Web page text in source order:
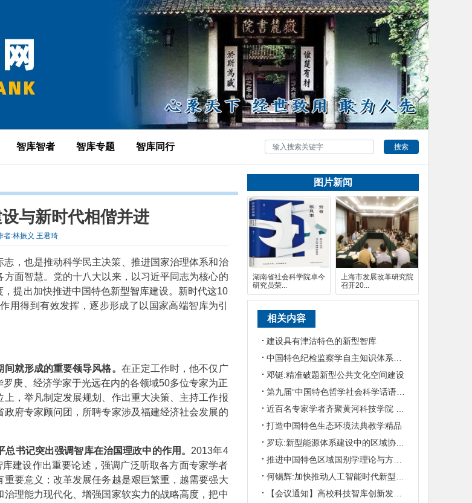
智库智者 智库专题 智库同行 搜索
与新时代相偕并进
者:林振义 王君琦
，也是推动科学民主决策、推进国家治理体系和治
面智慧。党的十八大以来，以习近平同志为核心的
提出加快推进中国特色新型智库建设。新时代这10
用得到有效发挥，逐步形成了以国家高端智库为引
就形成的重要领导风格。 在正定工作时，他不仅广
庚、经济学家于光远在内的各领域50多位专家为正
，举凡制定发展规划、作出重大决策、主持工作报
府专家顾问团，所聘专家涉及福建经济社会发展的
书记突出强调智库在治国理政中的作用。 2013年4
建设作出重要论述，强调广泛听取各方面专家学者
要意义；改革发展任务越是艰巨繁重，越需要强大
理能力现代化、增强国家软实力的战略高度，把中
图片新闻
湖南省社会科学院卓今
研究员荣...
上海市发展改革研究院
召开20...
相关内容
建设具有津沽特色的新型智库
邓铤:精准破题新型公共文化空间建设
第九届“中国特色哲学社会科学话语体系建设·浦东论坛”在沪召开
打造中国特色生态环境法典教学精品
罗琼:新型能源体系建设中的区域协同性
推进中国特色区域国别学理论与方法创新
【会议通知】高校科技智库创新发展模式与能力建设——2026第十四届新型智库建设学术研